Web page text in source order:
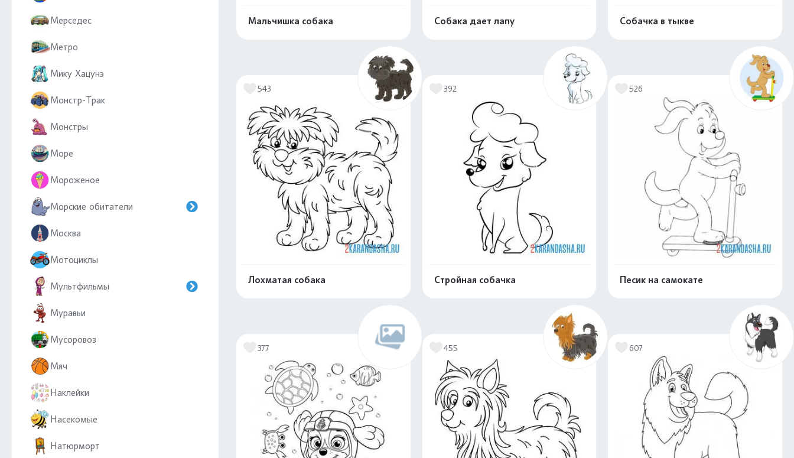
Мерседес
Метро
Мику Хацунэ
Монстр-Трак
Монстры
Море
Мороженое
Морские обитатели
Москва
Мотоциклы
Мультфильмы
Муравьи
Мусоровоз
Мяч
Наклейки
Насекомые
Натюрморт
Мальчишка собака
Распечатать и скачать
Собака дает лапу Собачка в тыкве
543
Лохматая собака
392
Стройная собачка
Распечатать и скачать
526
Песик на самокате
377 455 607